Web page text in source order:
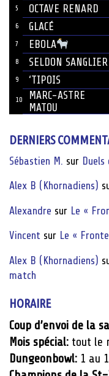
5 OCTAVE RENARD
6 GLACÉ
7 EBOLA
8 SELDON SANGLIER
9 ‘TIPOIS
10
MARC-ASTRE
MATOU
DERNIERS
Sébastien M. sur
Alex B (Khornadiens)
Alexandre sur Le «
Vincent sur Le «
Alex B (Khornadiens)
match
HORAIRE
Coup d’envoi de la
Mois spécial: tout le
Dungeonbowl: 1 au